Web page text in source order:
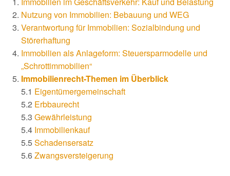
Nutzung von Immobilien: Bebauung und WEG
Verantwortung für Immobilien: Sozialbindung und
Störerhaftung
Immobilien als Anlageform: Steuersparmodelle und
„Schrottimmobilien“
Immobilienrecht-Themen im Überblick
5.1 Eigentümergemeinschaft
5.2 Erbbaurecht
5.3 Gewährleistung
5.4 Immobilienkauf
5.5Schadensersatz
5.6Zwangsversteigerung